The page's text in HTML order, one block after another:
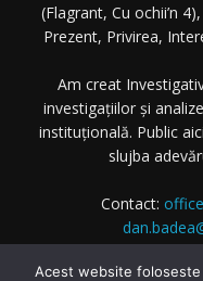
(Flagrant, Cu ochii’n
Prezent, Privirea,
Am creat
investigațiilor și
instituțională. Public
slujba
Contact:
© 2025 Investigative-
Acest website